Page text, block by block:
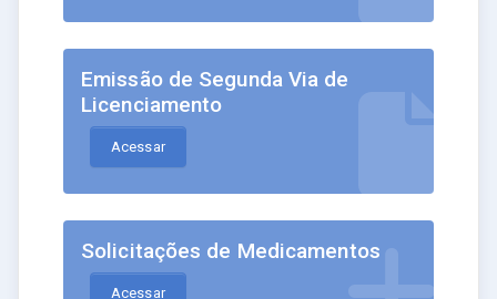
Emissão de Segunda Via de
Licenciamento
Acessar
Solicitações de Medicamentos
Acessar